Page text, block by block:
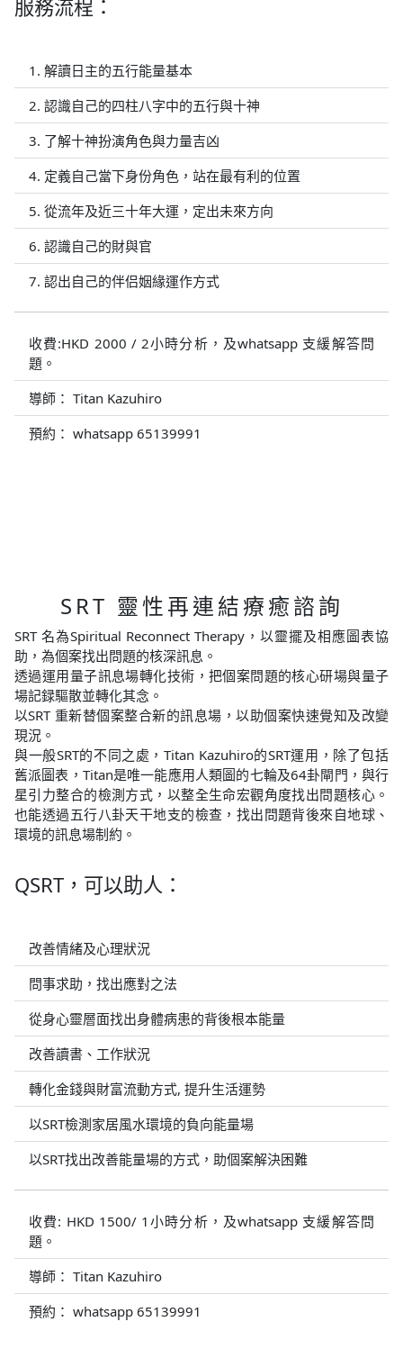
服務流程：
1. 解讀日主的五行能量基本
2. 認識自己的四柱八字中的五行與十神
3. 了解十神扮演角色與力量吉凶
4. 定義自己當下身份角色，站在最有利的位置
5. 從流年及近三十年大運，定出未來方向
6. 認識自己的財與官
7. 認出自己的伴侣姻緣運作方式
收費:HKD 2000 / 2小時分析，及whatsapp 支緩解答問
題。
導師： Titan Kazuhiro
預約： whatsapp 65139991
SRT 靈性再連結療癒諮詢
SRT 名為Spiritual Reconnect Therapy，以靈擺及相應圖表協
助，為個案找出問題的核深訊息。
透過運用量子訊息場轉化技術，把個案問題的核心研場與量子
場記録驅散並轉化其念。
以SRT 重新替個案整合新的訊息場，以助個案快速覺知及改變
現況。
與一般SRT的不同之處，Titan Kazuhiro的SRT運用，除了包括
舊派圖表，Titan是唯一能應用人類圖的七輪及64卦閘門，與行
星引力整合的檢測方式，以整全生命宏觀角度找出問題核心。
也能透過五行八卦天干地支的檢查，找出問題背後來自地球、
環境的訊息場制約。
QSRT，可以助人：
改善情緒及心理狀況
問事求助，找出應對之法
從身心靈層面找出身體病患的背後根本能量
改善讀書、工作狀況
轉化金錢與財富流動方式, 提升生活運勢
以SRT檢測家居風水環境的負向能量場
以SRT找出改善能量場的方式，助個案解決困難
收費: HKD 1500/ 1小時分析，及whatsapp 支緩解答問
題。
導師： Titan Kazuhiro
預約： whatsapp 65139991